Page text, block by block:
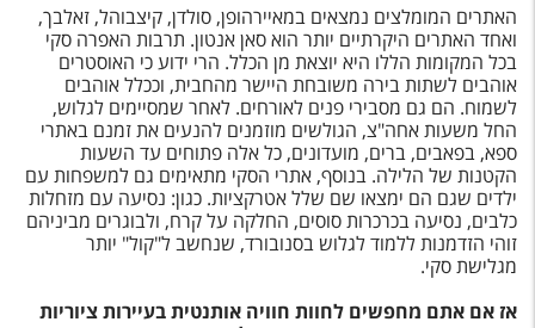
חוויה בפני עצמה.
האתרים המומלצים נמצאים במאיירהופן, סולדן, קיצבוהל, זאלבך,
ואחד האתרים היקרתיים יותר הוא סאן אנטון. תרבות האפרה סקי
בכל המקומות הללו היא יוצאת מן הכלל. הרי ידוע כי האוסטרים
אוהבים לשתות בירה משובחת היישר מהחבית, וככלל אוהבים
לשמוח. הם גם מסבירי פנים לאורחים. לאחר שמסיימים לגלוש,
החל משעות אחה"צ, הגולשים מוזמנים להנעים את זמנם באתרי
ספא, בפאבים, ברים, מועדונים, כל אלה פתוחים עד השעות
הקטנות של הלילה. בנוסף, אתרי הסקי מתאימים גם למשפחות עם
ילדים שגם הם ימצאו שם שלל אטרקציות. כגון: נסיעה עם מזחלות
כלבים, נסיעה בכרכרות סוסים, החלקה על קרח, ולבוגרים מביניהם
זוהי הזדמנות ללמוד לגלוש בסנובורד, שנחשב ל"קול" יותר
מגלישת סקי.
אז אם אתם מחפשים לחוות חוויה אותנטית בעיירות ציוריות